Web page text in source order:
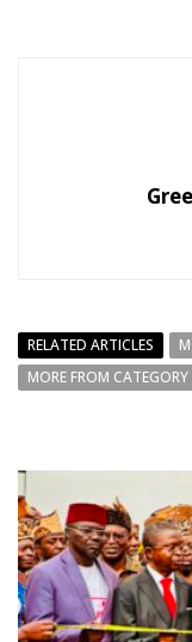
RELATED ARTICLES
MORE FROM CATEGORY